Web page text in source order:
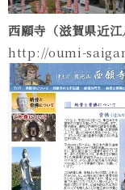
西願寺（滋賀県近江
http://oumi-